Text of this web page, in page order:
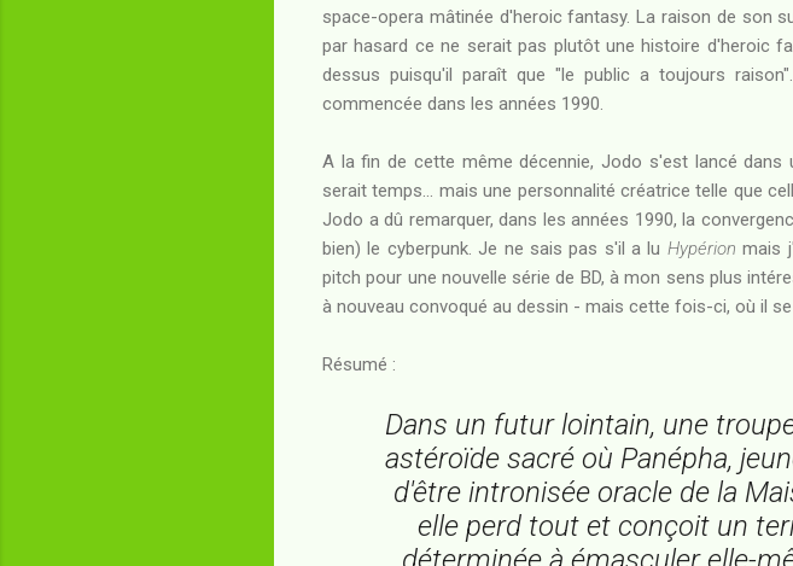
space-opera mâtinée d'heroic fantasy. La raison de son
par hasard ce ne serait pas plutôt une histoire d'heroic
dessus puisqu'il paraît que "le public a toujours
commencée dans les années 1990.
A la fin de cette même décennie, Jodo s'est lancé
serait temps... mais une personnalité créatrice telle que
Jodo a dû remarquer, dans les années 1990, la
bien) le cyberpunk. Je ne sais pas s'il a lu Hypérion mais
pitch pour une nouvelle série de BD, à mon sens plus
à nouveau convoqué au dessin - mais cette fois-ci, où il
Résumé :
Dans un futur lointain, une
astéroïde sacré où Panépha,
d'être intronisée oracle de la
elle perd tout et conçoit un